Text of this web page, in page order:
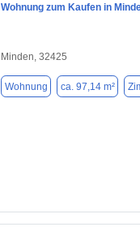
Wohnung zum Kaufen in
Minden, 32425
Wohnung ca. 97,14 m²